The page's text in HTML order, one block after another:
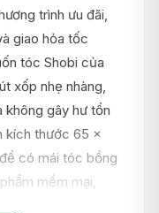
trình ưu đãi,
giao hỏa tốc
tóc Shobi của
xốp nhẹ nhàng,
không gây hư tổn
kích thước 65 x
có mái tóc bồng
mềm mại,